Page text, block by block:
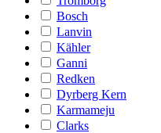
Bosch
Lanvin
Kähler
Ganni
Redken
Dyrberg Kern
Karmameju
Clarks